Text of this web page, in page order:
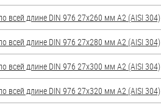
всей длине DIN 976 27х260 мм А2 (AISI 304)
всей длине DIN 976 27х280 мм А2 (AISI 304)
всей длине DIN 976 27х300 мм А2 (AISI 304)
всей длине DIN 976 27х320 мм А2 (AISI 304)